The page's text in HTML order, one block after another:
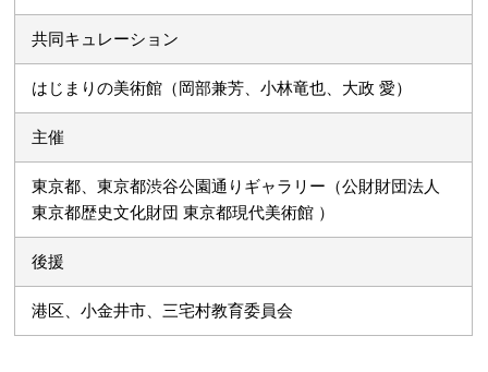
共同キュレーション
はじまりの美術館（岡部兼芳、小林竜也、大政 愛）
主催
東京都、東京都渋谷公園通りギャラリー（公財財団法人
東京都歴史文化財団 東京都現代美術館 ）
後援
港区、小金井市、三宅村教育委員会